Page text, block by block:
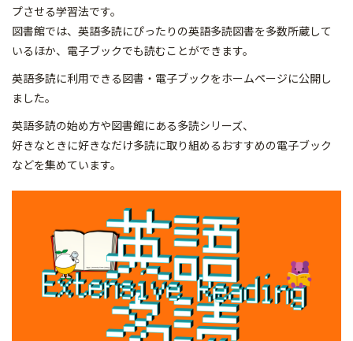
プさせる学習法です。
図書館では、英語多読にぴったりの英語多読図書を多数所蔵して
いるほか、電子ブックでも読むことができます。
英語多読に利用できる図書・電子ブックをホームページに公開し
ました。
英語多読の始め方や図書館にある多読シリーズ、
好きなときに好きなだけ多読に取り組めるおすすめの電子ブック
などを集めています。